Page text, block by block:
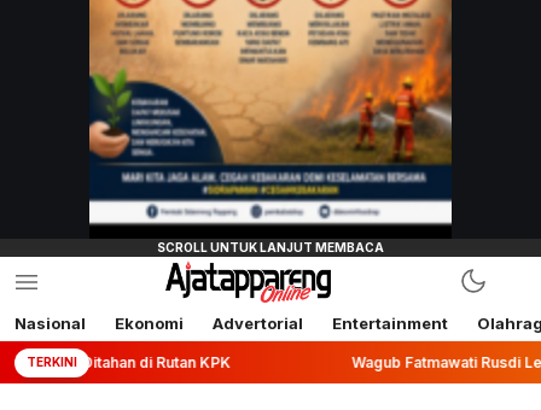
Nasional Ekonomi Advertorial Entertainment
TERKINI
Rutan KPK Wagub Fatmawati Rusdi Lepas Ekspor 10,2